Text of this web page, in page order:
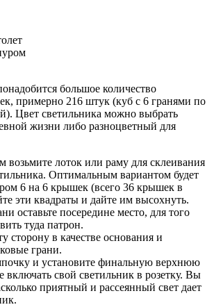
большое количество
примерно 216 штук (куб с 6 гранями по
Цвет светильника можно выбрать
жизни либо разноцветный для
возьмите лоток или раму для склеивания
Оптимальным вариантом будет
6 на 6 крышек (всего 36 крышек в
эти квадраты и дайте им высохнуть.
оставьте посередине место, для того
туда патрон.
сторону в качестве основания и
грани.
и установите финальную верхнюю
включать свой светильник в розетку. Вы
приятный и рассеянный свет дает